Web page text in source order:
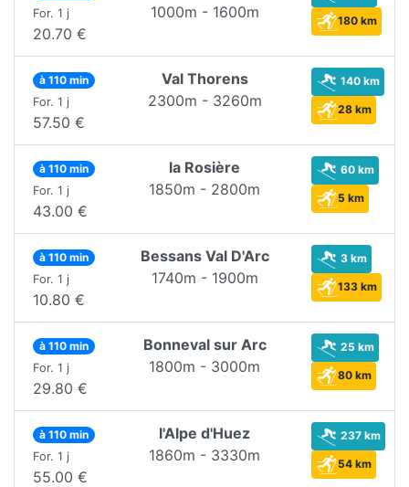
For. 1 j
20.70 €
1000m - 1600m
180 km
à 110 min
For. 1 j
57.50 €
Val Thorens
2300m - 3260m
140 km
28 km
à 110 min
For. 1 j
43.00 €
la Rosière
1850m - 2800m
60 km
5 km
à 110 min
For. 1 j
10.80 €
Bessans Val D'Arc
1740m - 1900m
3 km
133 km
à 110 min
For. 1 j
29.80 €
Bonneval sur Arc
1800m - 3000m
25 km
80 km
à 110 min
For. 1 j
55.00 €
l'Alpe d'Huez
1860m - 3330m
237 km
54 km